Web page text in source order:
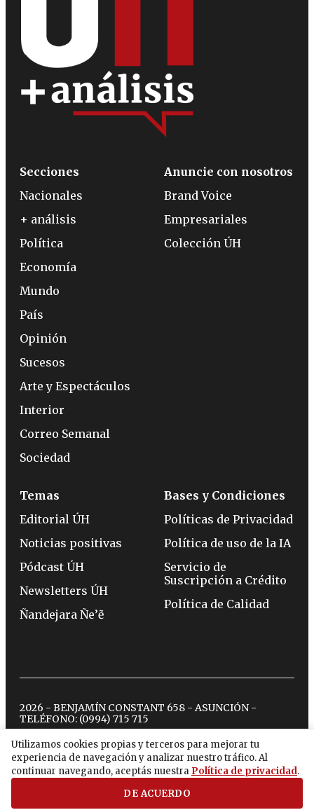
Utilizamos cookies propias y terceros para mejorar tu
experiencia de navegación y analizar nuestro tráfico. Al
continuar navegando, aceptás nuestra Política de privacidad.
DE ACUERDO
Secciones
Nacionales
+ análisis
Política
Economía
Mundo
País
Opinión
Sucesos
Arte y Espectáculos
Interior
Correo Semanal
Sociedad
Anuncie con nosotros
Brand Voice
Empresariales
Colección ÚH
Temas
Editorial ÚH
Noticias positivas
Pódcast ÚH
Newsletters ÚH
Ñandejara Ñe’ẽ
Bases y Condiciones
Políticas de Privacidad
Política de uso de la IA
Servicio de
Suscripción a Crédito
Política de Calidad
2026 - BENJAMÍN CONSTANT 658 - ASUNCIÓN -
TELÉFONO: (0994) 715 715
twitterinstagram
facebook
tiktokyoutubespotify